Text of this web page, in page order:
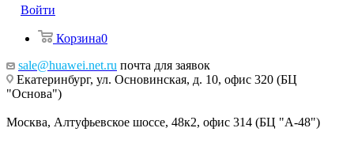
Войти
Корзина0
sale@huawei.net.ru почта для заявок
Екатеринбург, ул. Основинская, д. 10, офис 320 (БЦ
"Основа")
Москва, Алтуфьевское шоссе, 48к2, офис 314 (БЦ "А-48")